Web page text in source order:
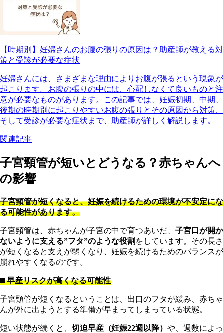
【時期別】妊婦さんのお腹の張りの原因は？助産師が教える対
策と受診が必要な症状
妊婦さんには、さまざまな理由によりお腹が張るという現象が
起こります。お腹の張りの中には、心配しなくて良いものと注
意が必要なものがあります。この記事では、妊娠初期、中期、
後期の時期別に起こりやすいお腹の張りとその原因から対策、
そして受診が必要な症状まで、助産師が詳しく解説します。
関連記事
子宮頸管が短いとどうなる？赤ちゃんへ
の影響
子宮頸管が短くなると、妊娠を続けるための環境が不安定にな
る可能性があります。
子宮頸管は、赤ちゃんが子宮の中で育つあいだ、 子宮口が開か
ないように支える”フタ”のような役割 をしています。その長さ
が短くなると支えが弱くなり、妊娠を続けるためのバランスが
崩れやすくなるのです。
⬛︎ 早産リスクが高くなる可能性
子宮頸管が短くなるということは、出口のフタが緩み、赤ちゃ
んが外に出ようとする準備が早まってしまっている状態。
短い状態が続くと、 切迫早産（妊娠22週以降） や、週数によっ